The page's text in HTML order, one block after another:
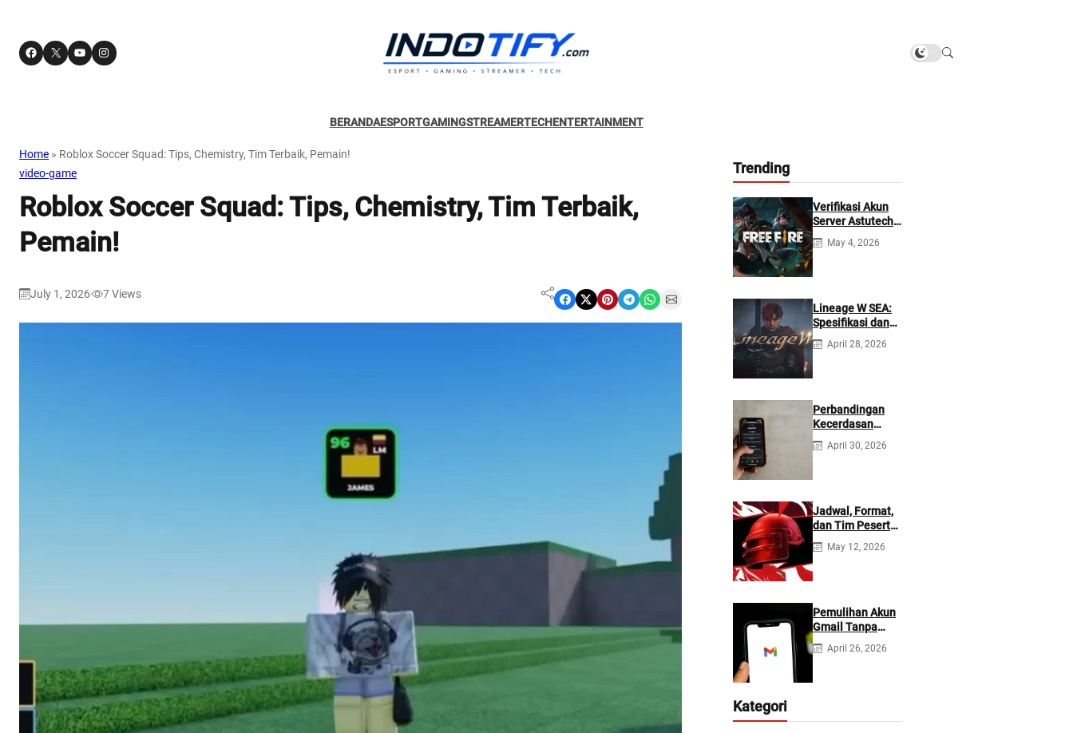
Facebook X YouTube Instagram
BERANDAESPORTGAMINGSTREAMERTECHENTERTAINMENT
Home » Roblox Soccer Squad: Tips, Chemistry, Tim Terbaik, Pemain!
video-game
Roblox Soccer Squad: Tips, Chemistry, Tim Terbaik,
Pemain!
July 1, 2026 7Views Share on Facebook Share on X Share on Pinterest Share on Telegram Share on WhatsApp Share on Email
Trending
Verifikasi Akun
Server Astutech
Free Fire Gratis
May 4, 2026
Lineage W SEA:
Spesifikasi dan
Tanggal Rilis
April 28, 2026
Perbandingan
Kecerdasan
Buatan Claude
dan ChatGPT:
April 30, 2026
Jadwal, Format,
dan Tim Peserta
Main Event PMIO
2026
May 12, 2026
Pemulihan Akun
Gmail Tanpa
Kontak
Tambahan
April 26, 2026
Kategori